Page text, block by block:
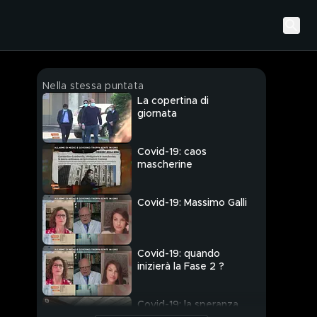
Nella stessa puntata
La copertina di
giornata
Covid-19: caos
mascherine
Covid-19: Massimo Galli
Covid-19: quando
inizierà la Fase 2 ?
Covid-19: la speranza